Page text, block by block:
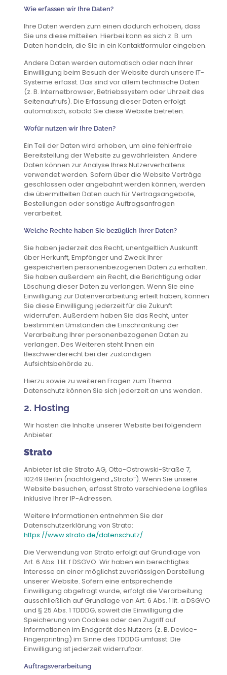
Wie erfassen wir Ihre Daten?
Ihre Daten werden zum einen dadurch erhoben, dass
Sie uns diese mitteilen. Hierbei kann es sich z. B. um
Daten handeln, die Sie in ein Kontaktformular eingeben.
Andere Daten werden automatisch oder nach Ihrer
Einwilligung beim Besuch der Website durch unsere IT-
Systeme erfasst. Das sind vor allem technische Daten
(z. B. Internetbrowser, Betriebssystem oder Uhrzeit des
Seitenaufrufs). Die Erfassung dieser Daten erfolgt
automatisch, sobald Sie diese Website betreten.
Wofür nutzen wir Ihre Daten?
Ein Teil der Daten wird erhoben, um eine fehlerfreie
Bereitstellung der Website zu gewährleisten. Andere
Daten können zur Analyse Ihres Nutzerverhaltens
verwendet werden. Sofern über die Website Verträge
geschlossen oder angebahnt werden können, werden
die übermittelten Daten auch für Vertragsangebote,
Bestellungen oder sonstige Auftragsanfragen
verarbeitet.
Welche Rechte haben Sie bezüglich Ihrer Daten?
Sie haben jederzeit das Recht, unentgeltlich Auskunft
über Herkunft, Empfänger und Zweck Ihrer
gespeicherten personenbezogenen Daten zu erhalten.
Sie haben außerdem ein Recht, die Berichtigung oder
Löschung dieser Daten zu verlangen. Wenn Sie eine
Einwilligung zur Datenverarbeitung erteilt haben, können
Sie diese Einwilligung jederzeit für die Zukunft
widerrufen. Außerdem haben Sie das Recht, unter
bestimmten Umständen die Einschränkung der
Verarbeitung Ihrer personenbezogenen Daten zu
verlangen. Des Weiteren steht Ihnen ein
Beschwerderecht bei der zuständigen
Aufsichtsbehörde zu.
Hierzu sowie zu weiteren Fragen zum Thema
Datenschutz können Sie sich jederzeit an uns wenden.
2. Hosting
Wir hosten die Inhalte unserer Website bei folgendem
Anbieter:
Strato
Anbieter ist die Strato AG, Otto-Ostrowski-Straße 7,
10249 Berlin (nachfolgend „Strato“). Wenn Sie unsere
Website besuchen, erfasst Strato verschiedene Logfiles
inklusive Ihrer IP-Adressen.
Weitere Informationen entnehmen Sie der
Datenschutzerklärung von Strato:
https://www.strato.de/datenschutz/.
Die Verwendung von Strato erfolgt auf Grundlage von
Art. 6 Abs. 1 lit. f DSGVO. Wir haben ein berechtigtes
Interesse an einer möglichst zuverlässigen Darstellung
unserer Website. Sofern eine entsprechende
Einwilligung abgefragt wurde, erfolgt die Verarbeitung
ausschließlich auf Grundlage von Art. 6 Abs. 1 lit. a DSGVO
und § 25 Abs. 1 TDDDG, soweit die Einwilligung die
Speicherung von Cookies oder den Zugriff auf
Informationen im Endgerät des Nutzers (z. B. Device-
Fingerprinting) im Sinne des TDDDG umfasst. Die
Einwilligung ist jederzeit widerrufbar.
Auftragsverarbeitung